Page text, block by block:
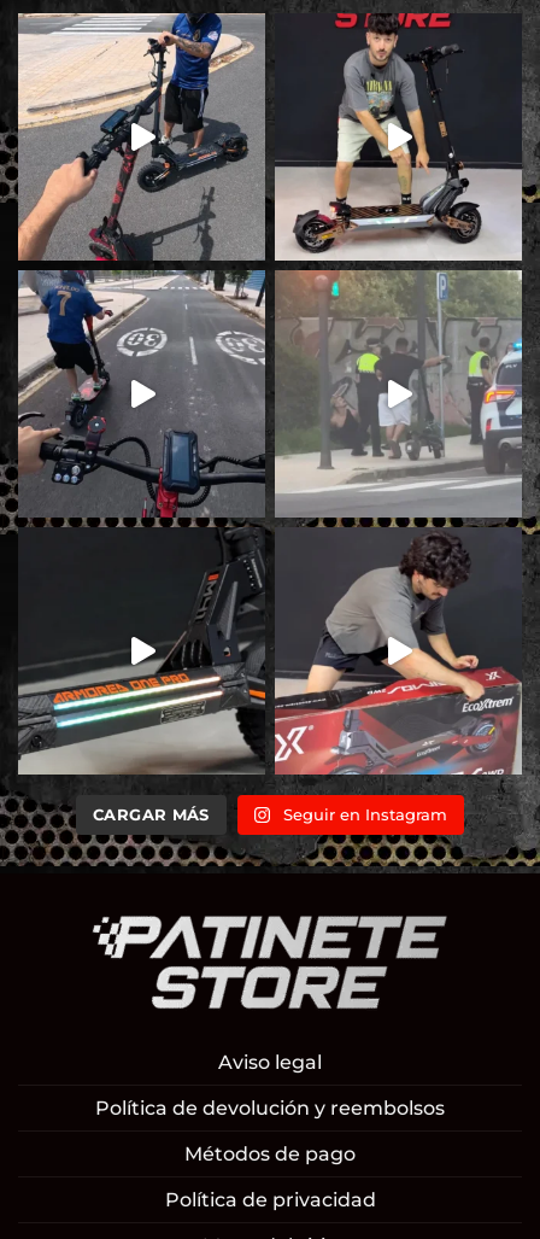
CARGAR MÁS Seguir en Instagram
Aviso legal
Política de devolución y reembolsos
Métodos de pago
Política de privacidad